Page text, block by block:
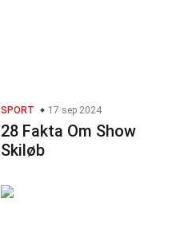
SPORT 17 sep 2024
28 Fakta Om Show
Skiløb